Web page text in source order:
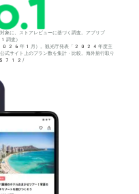
に、ストアレビューに基づく調査。アプリブ
調査）
（2026年1月）。観光庁発表「2024年度主
サイト上のプラン数を集計・比較。海外旅行取り
155712/